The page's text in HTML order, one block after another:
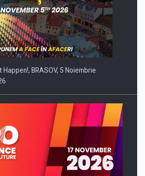
Happen!, BRASOV, 5 Noiembrie